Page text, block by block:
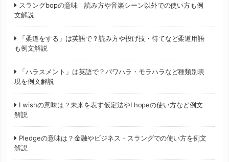
スラングbopの意味｜読み方や音楽シーン以外での使い方も例
文解説
「柔道をする」は英語で？読み方や投げ技・待てなど柔道用語
も例文解説
「ハラスメント」は英語で？パワハラ・モラハラなど種類別表
現を例文解説
I wishの意味は？未来を表す仮定法やI hopeの使い方など例文
解説
Pledgeの意味は？金融やビジネス・スラングでの使い方を例文
解説